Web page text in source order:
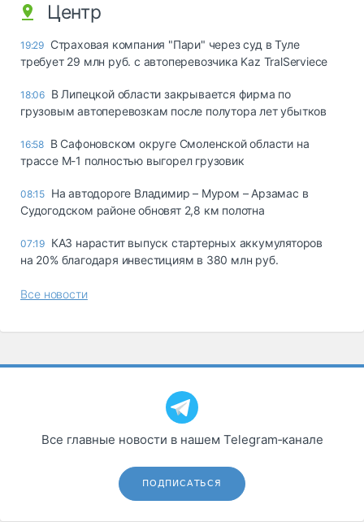
Центр
19:29 Страховая компания "Пари" через суд в Туле
требует 29 млн руб. с автоперевозчика Kaz TralServiece
18:06 В Липецкой области закрывается фирма по
грузовым автоперевозкам после полутора лет убытков
16:58 В Сафоновском округе Смоленской области на
трассе М-1 полностью выгорел грузовик
08:15 На автодороге Владимир – Муром – Арзамас в
Судогодском районе обновят 2,8 км полотна
07:19 КАЗ нарастит выпуск стартерных аккумуляторов
на 20% благодаря инвестициям в 380 млн руб.
Все новости
Все главные новости в нашем Telegram‑канале
ПОДПИСАТЬСЯ